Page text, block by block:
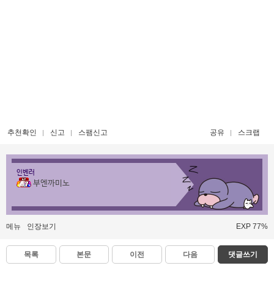
추천확인 신고 스팸신고 공유 스크랩
인벤러
부엔까미노
메뉴 인장보기 EXP 77%
목록 본문 이전 다음 댓글쓰기